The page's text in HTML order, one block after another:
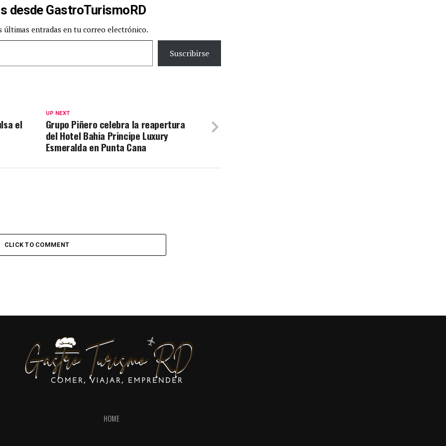
desde GastroTurismoRD
últimas entradas en tu correo electrónico.
Suscribirse
UP NEXT
Grupo Piñero celebra la reapertura
del Hotel Bahia Principe Luxury
Esmeralda en Punta Cana
el
CLICK TO COMMENT
HOME